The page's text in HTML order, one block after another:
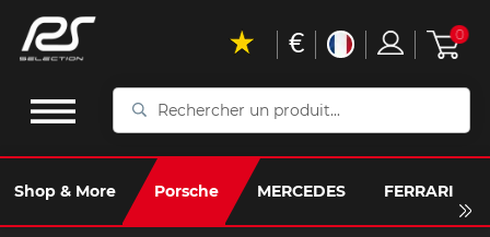
Rechercher
produit...
Shop & More Porsche MERCEDES FERRARI
€ 0